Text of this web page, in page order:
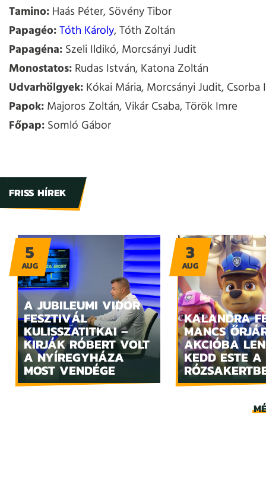
Tamino:Haás Péter, Sövény Tibor
Papagéo:Tóth Károly, Tóth Zoltán
Papagéna:Szeli Ildikó, Morcsányi Judit
Monostatos:Rudas István, Katona Zoltán
Udvarhölgyek:Kókai Mária, Morcsányi Judit, Csorba
Papok:Majoros Zoltán, Vikár Csaba, Török Imre
Főpap:Somló Gábor
FRISS HÍREK
A JUBILEUMI VIDOR
FESZTIVÁL
KULISSZATITKAI –
KIRJÁK RÓBERT VOLT
A NYÍREGYHÁZA
MOST VENDÉGE
5
AUG
KALANDRA
MANCS
AKCIÓBA
KEDD ESTE A
3
AUG